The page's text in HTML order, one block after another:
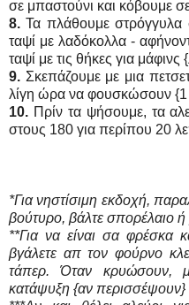
σε μπαστούνι και κόβουμε
8. Τα πλάθουμε στρόγγυλα
ταψί με λαδόκολλα -
ταψί με τις θήκες για
9. Σκεπάζουμε με μια
λίγη ώρα να φουσκώσουν {1
10. Πρίν τα ψήσουμε, τα
στους 180 για περίπου 20
*Για νηστίσιμη εκδοχή,
βούτυρο, βάλτε σπορέλαιο ή
**Για να είναι σα φρέσκα
βγάλετε απ τον φούρνο
τάπερ. Όταν κρυώσουν,
κατάψυξη {αν περισσέψουν}